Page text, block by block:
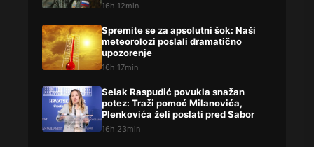
16h 12min
Spremite se za apsolutni šok: Naši
meteorolozi poslali dramatično
upozorenje
16h 17min
Selak Raspudić povukla snažan
potez: Traži pomoć Milanovića,
Plenkovića želi poslati pred Sabor
16h 23min